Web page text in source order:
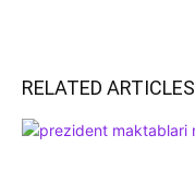
RELATED ARTICLES